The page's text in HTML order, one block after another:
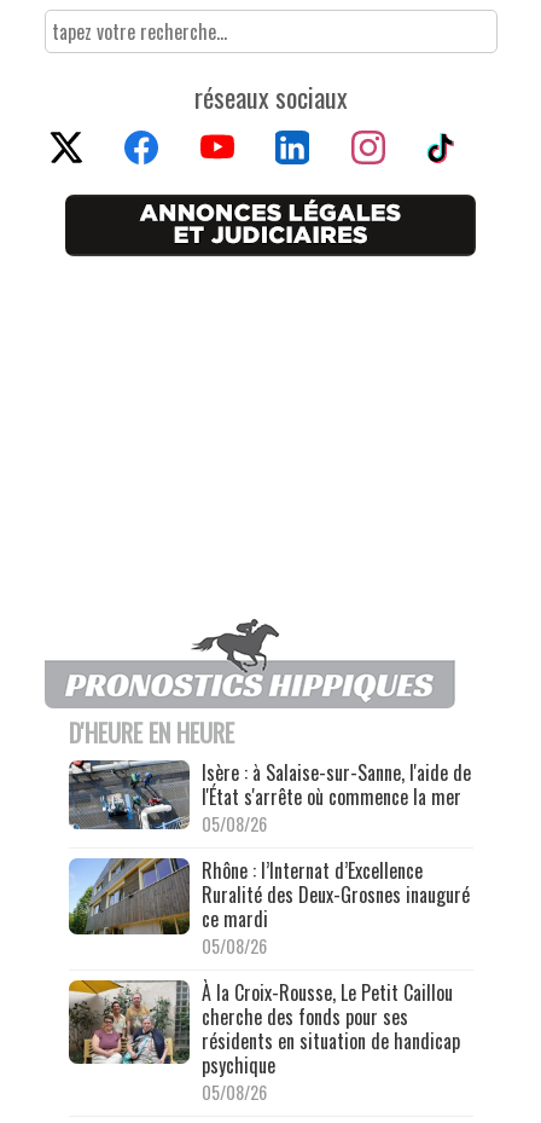
réseaux sociaux
D'HEURE EN HEURE
Isère : à Salaise-sur-Sanne, l'aide de
l'État s'arrête où commence la mer
05/08/26
Rhône : l’Internat d’Excellence
Ruralité des Deux-Grosnes inauguré
ce mardi
05/08/26
À la Croix-Rousse, Le Petit Caillou
cherche des fonds pour ses
résidents en situation de handicap
psychique
05/08/26